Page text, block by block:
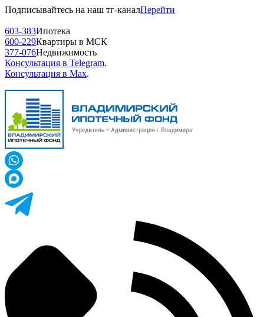
Подписывайтесь на наш тг-каналПерейти
603-383Ипотека
600-229Квартиры в МСК
377-076Недвижимость
Консультация в Telegram.
Консультация в Max.